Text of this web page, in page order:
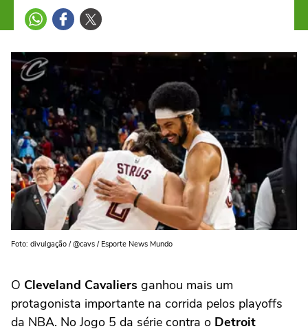
Foto: divulgação / @cavs / Esporte News Mundo
O Cleveland Cavaliers ganhou mais um
protagonista importante na corrida pelos playoffs
da NBA. No Jogo 5 da série contra o Detroit